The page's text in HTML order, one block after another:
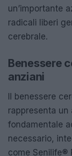
un’importante
radicali liberi
cerebrale.
Benessere
anziani
Il benessere
rappresenta un
fondamentale
necessario,
come Senilife®